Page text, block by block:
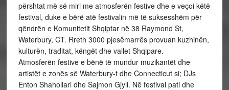
përshtat më së miri me atmosferën festive dhe e veçoi këtë
festival, duke e bërë atë festivalin më të suksesshëm për
qëndrën e Komunitetit Shqiptar në 38 Raymond St,
Waterbury, CT. Rreth 3000 pjesëmarrës provuan kuzhinën,
kulturën, traditat, këngët dhe vallet Shqipare.
Atmosferën festive e bënë të mundur muzikantët dhe
artistët e zonës së Waterbury-t dhe Connecticut si; DJs
Enton Shahollari dhe Sajmon Gjyli. Në festival pati dhe